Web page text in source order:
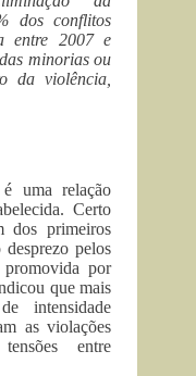
dos conflitos
entre 2007 e
minorias ou
da violência,
uma relação
Certo
dos primeiros
pelos
promovida por
que mais
intensidade
as violações
entre